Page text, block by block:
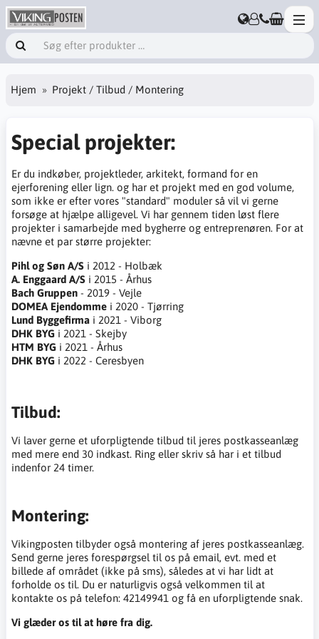
Hjem Projekt / Tilbud / Montering
Special projekter:
Er du indkøber, projektleder, arkitekt, formand for en
ejerforening eller lign. og har et projekt med en god volume,
som ikke er efter vores "standard" moduler så vil vi gerne
forsøge at hjælpe alligevel. Vi har gennem tiden løst flere
projekter i samarbejde med bygherre og entreprenøren. For at
nævne et par større projekter:
Pihl og Søn A/S i 2012 - Holbæk
A. Enggaard A/S i 2015 - Århus
Bach Gruppen - 2019 - Vejle
DOMEA Ejendomme i 2020 - Tjørring
Lund Byggefirma i 2021 - Viborg
DHK BYG i 2021 - Skejby
HTM BYG i 2021 - Århus
DHK BYG i 2022 - Ceresbyen
Tilbud:
Vi laver gerne et uforpligtende tilbud til jeres postkasseanlæg
med mere end 30 indkast. Ring eller skriv så har i et tilbud
indenfor 24 timer.
Montering:
Vikingposten tilbyder også montering af jeres postkasseanlæg.
Send gerne jeres forespørgsel til os på email, evt. med et
billede af området (ikke på sms), således at vi har lidt at
forholde os til. Du er naturligvis også velkommen til at
kontakte os på telefon: 42149941 og få en uforpligtende snak.
Vi glæder os til at høre fra dig.